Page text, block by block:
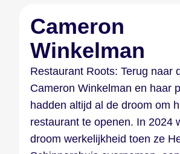
Cameron
Winkelman
Restaurant Roots: Terug naar
Cameron Winkelman en haar
hadden altijd al de droom om
restaurant te openen. In 2024
droom werkelijkheid toen ze